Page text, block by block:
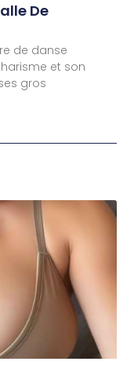
De
de danse
et son
gros